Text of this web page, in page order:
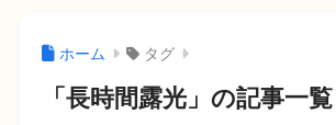
ホーム タグ
「長時間露光」の記事一覧